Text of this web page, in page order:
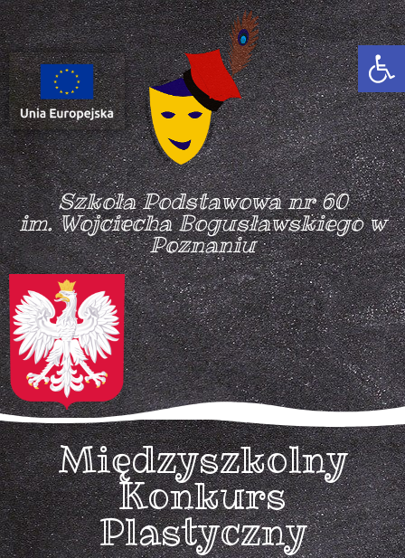
Szkoła Podstawowa nr 60
im. Wojciecha Bogusławskiego w
Poznaniu
Międzyszkolny
Konkurs
Plastyczny